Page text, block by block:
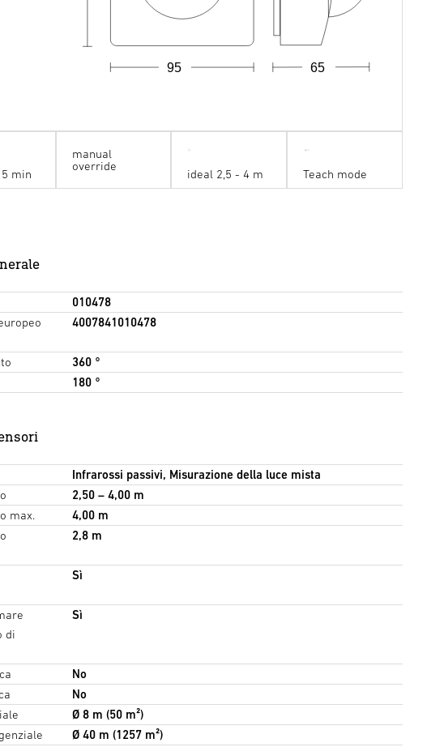
65
95
min
manual
override
ideal 2,5 - 4 m Teach mode
010478
4007841010478
360 °
180 °
Infrarossi passivi, Misurazione della luce mista
2,50 – 4,00 m
max.
4,00 m
2,8 m
Sì
di
Sì
No
No
Ø 8 m (50 m²)
Ø 40 m (1257 m²)